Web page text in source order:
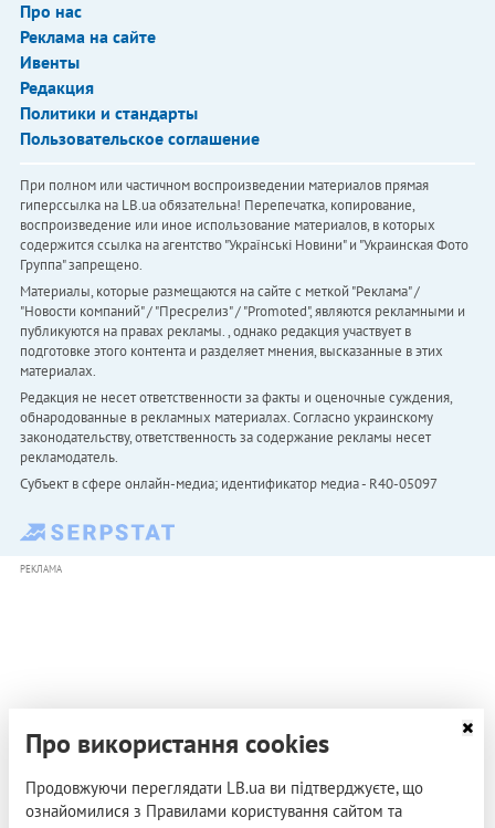
Про нас
Реклама на сайте
Ивенты
Редакция
Политики и стандарты
Пользовательское соглашение
При полном или частичном воспроизведении материалов прямая
гиперссылка на LB.ua обязательна! Перепечатка, копирование,
воспроизведение или иное использование материалов, в которых
содержится ссылка на агентство "Українськi Новини" и "Украинская Фото
Группа" запрещено.
Материалы, которые размещаются на сайте с меткой "Реклама" /
"Новости компаний" / "Пресрелиз" / "Promoted", являются рекламными и
публикуются на правах рекламы. , однако редакция участвует в
подготовке этого контента и разделяет мнения, высказанные в этих
материалах.
Редакция не несет ответственности за факты и оценочные суждения,
обнародованные в рекламных материалах. Согласно украинскому
законодательству, ответственность за содержание рекламы несет
рекламодатель.
Субъект в сфере онлайн-медиа; идентификатор медиа - R40-05097
РЕКЛАМА
Про використання cookies
Продовжуючи переглядати LB.ua ви підтверджуєте, що
ознайомилися з Правилами користування сайтом та